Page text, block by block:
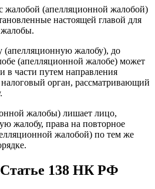
жалобой (апелляционной жалобой)
настоящей главой для
жалобы.
(апелляционную жалобу), до
(апелляционной жалобе) может
в части путем направления
орган, рассматривающий
жалобы) лишает лицо,
жалобу, права на повторное
жалобой) по тем же
138 НК РФ